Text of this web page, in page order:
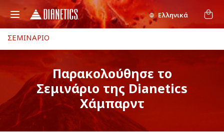
Ελληνικά
ΣΕΜΙΝΑΡΙΟ
Παρακολούθησε το
Σεμινάριο της Dianetics
Χάμπαρντ